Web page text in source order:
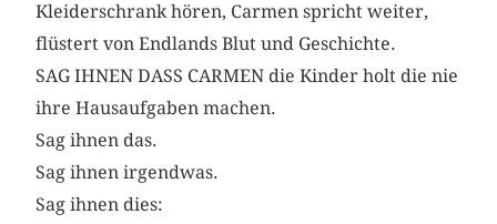
Kleiderschrank hören, Carmen spricht weiter,
flüstert von Endlands Blut und Geschichte.
SAG IHNEN DASS CARMEN die Kinder holt die nie
ihre Hausaufgaben machen.
Sag ihnen das.
Sag ihnen irgendwas.
Sag ihnen dies: